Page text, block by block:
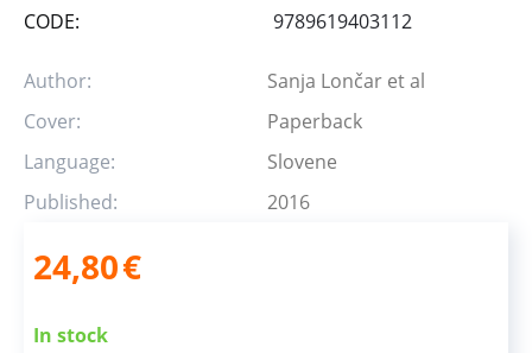
CODE: 9789619403112
Author:
Sanja Lončar et al
Cover:
Paperback
Language:
Slovene
Published:
2016
24,80€
In stock